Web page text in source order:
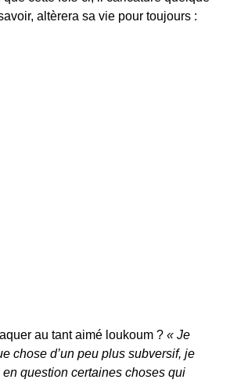
altèrera sa vie pour toujours :
au tant aimé loukoum ? « Je
chose d’un peu plus subversif, je
question certaines choses qui